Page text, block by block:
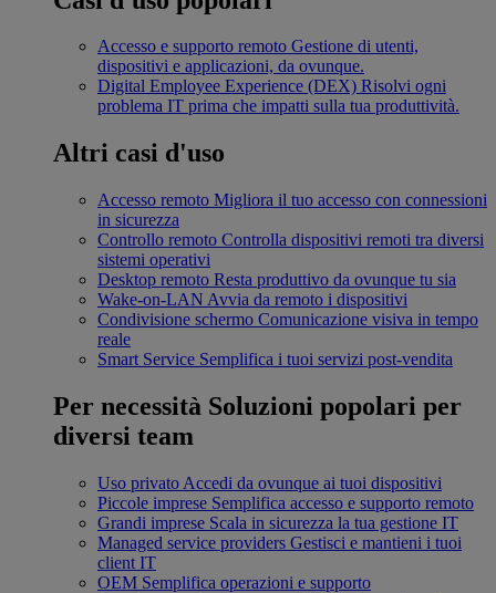
Accesso e supporto remoto Gestione di utenti,
dispositivi e applicazioni, da ovunque.
Digital Employee Experience (DEX) Risolvi ogni
problema IT prima che impatti sulla tua produttività.
Altri casi d'uso
Accesso remoto Migliora il tuo accesso con connessioni
in sicurezza
Controllo remoto Controlla dispositivi remoti tra diversi
sistemi operativi
Desktop remoto Resta produttivo da ovunque tu sia
Wake-on-LAN Avvia da remoto i dispositivi
Condivisione schermo Comunicazione visiva in tempo
reale
Smart Service Semplifica i tuoi servizi post-vendita
Per necessità Soluzioni popolari per
diversi team
Uso privato Accedi da ovunque ai tuoi dispositivi
Piccole imprese Semplifica accesso e supporto remoto
Grandi imprese Scala in sicurezza la tua gestione IT
Managed service providers Gestisci e mantieni i tuoi
client IT
OEM Semplifica operazioni e supporto